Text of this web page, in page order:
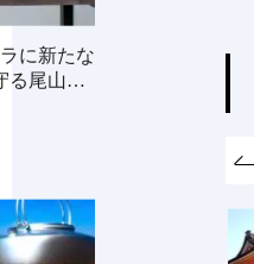
に新たな
る尾山製